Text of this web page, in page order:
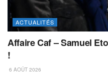
ACTUALITÉS
Affaire Caf – Samuel
!
6 AOÛT 2026